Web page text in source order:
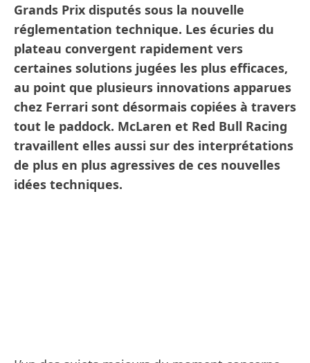
Grands Prix disputés sous la nouvelle
réglementation technique. Les écuries du
plateau convergent rapidement vers
certaines solutions jugées les plus efficaces,
au point que plusieurs innovations apparues
chez Ferrari sont désormais copiées à travers
tout le paddock. McLaren et Red Bull Racing
travaillent elles aussi sur des interprétations
de plus en plus agressives de ces nouvelles
idées techniques.